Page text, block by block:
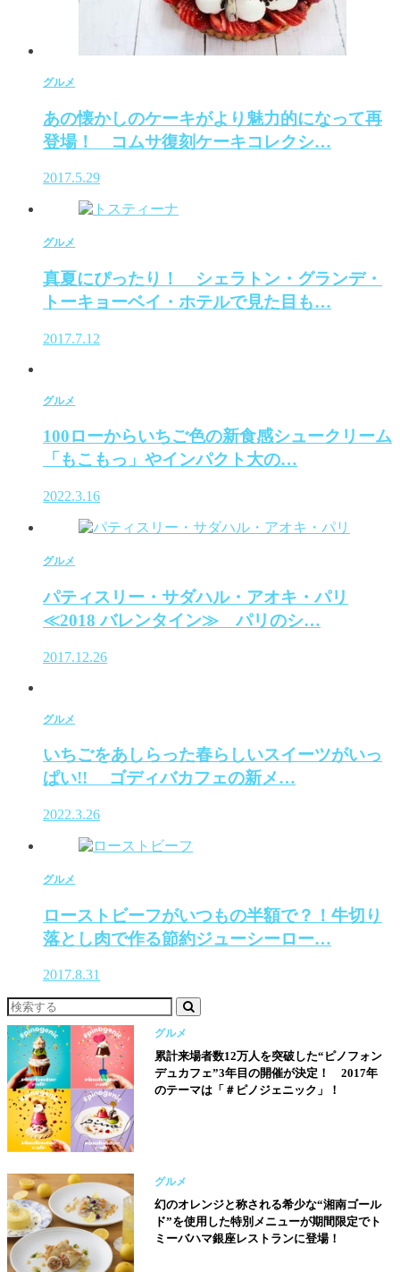
グルメ
あの懐かしのケーキがより魅力的になって再
登場！ コムサ復刻ケーキコレクシ…
2017.5.29
グルメ
真夏にぴったり！ シェラトン・グランデ・
トーキョーベイ・ホテルで見た目も…
2017.7.12
グルメ
100ローからいちご色の新食感シュークリーム
「もこもっ」やインパクト大の…
2022.3.16
グルメ
パティスリー・サダハル・アオキ・パリ
≪2018 バレンタイン≫ パリのシ…
2017.12.26
グルメ
いちごをあしらった春らしいスイーツがいっ
ぱい!! ゴディバカフェの新メ…
2022.3.26
グルメ
ローストビーフがいつもの半額で？！牛切り
落とし肉で作る節約ジューシーロー…
2017.8.31
グルメ
累計来場者数12万人を突破した“ピノフォン
デュカフェ”3年目の開催が決定！ 2017年
のテーマは「＃ピノジェニック」！
グルメ
幻のオレンジと称される希少な“湘南ゴール
ド”を使用した特別メニューが期間限定でト
ミーバハマ銀座レストランに登場！